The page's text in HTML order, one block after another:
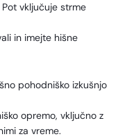
Pot vključuje strme
in imejte hišne
pohodniško izkušnjo
opremo, vključno z
za vreme.